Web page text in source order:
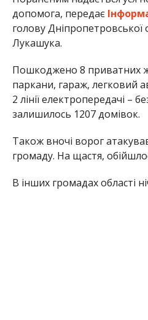
допомога, передає
голову
Лукашука.
Пошкоджено 8 приватних
паркани, гараж, легковий
2 лінії електропередачі –
залишилось 1207 домівок.
Також вночі ворог
громаду. На щастя,
В інших громадах області